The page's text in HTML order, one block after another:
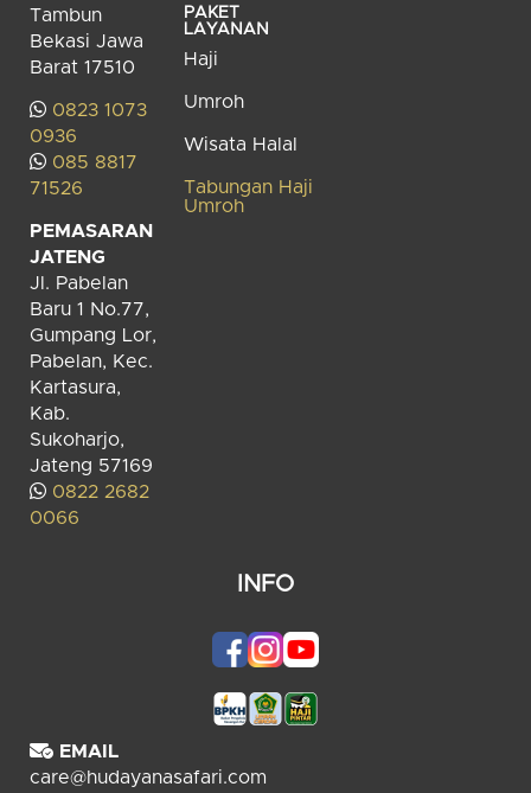
Tambun
Bekasi Jawa
Barat 17510
0823 1073
0936
085 8817
71526
PEMASARAN
JATENG
Jl. Pabelan
Baru 1 No.77,
Gumpang Lor,
Pabelan, Kec.
Kartasura,
Kab.
Sukoharjo,
Jateng 57169
0822 2682
0066
PAKET
LAYANAN
Haji
Umroh
Wisata Halal
Tabungan Haji
Umroh
INFO
EMAIL
care@hudayanasafari.com